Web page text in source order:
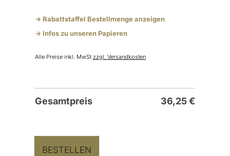
-> Rabattstaffel Bestellmenge anzeigen
-> Infos zu unseren Papieren
Alle Preise inkl. MwSt zzgl. Versandkosten
Gesamtpreis 36,25€
BESTELLEN